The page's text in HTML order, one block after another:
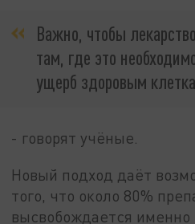
Важно, чтобы
там, где это
ущерб здоровым
- говорят учёные.
Новый подход даёт
того, что около 80%
высвобождается именно